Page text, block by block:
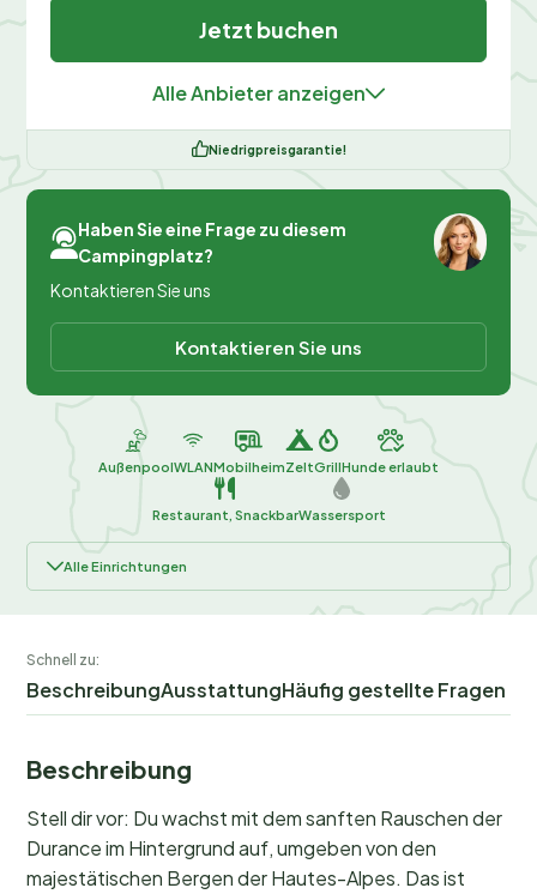
Jetzt buchen
Alle Anbieter anzeigen
Niedrigpreisgarantie!
Haben Sie eine Frage zu diesem
Campingplatz?
Kontaktieren Sie uns
Kontaktieren Sie uns
AußenpoolWLANMobilheimZeltGrillHunde erlaubt
Restaurant, SnackbarWassersport
Alle Einrichtungen
Schnell zu:
BeschreibungAusstattungHäufig gestellte Fragen
Beschreibung
Stell dir vor: Du wachst mit dem sanften Rauschen der
Durance im Hintergrund auf, umgeben von den
majestätischen Bergen der Hautes-Alpes. Das ist